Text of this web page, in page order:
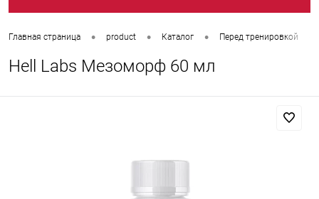
Главная страница • product • Каталог • Перед тренировкой
Hell Labs Мезоморф 60 мл